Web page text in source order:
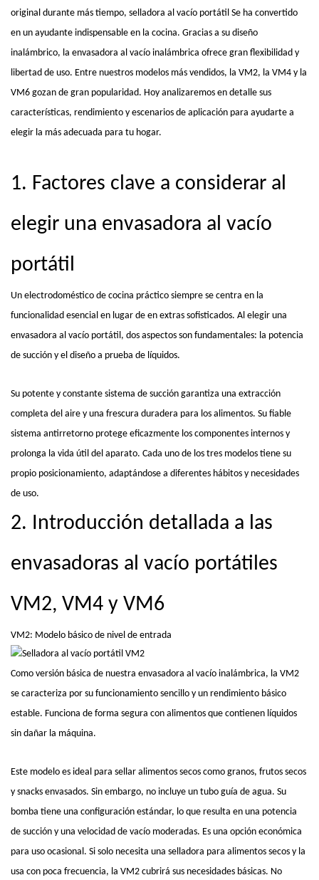
original durante más tiempo, selladora al vacío portátil Se ha convertido
en un ayudante indispensable en la cocina. Gracias a su diseño
inalámbrico, la envasadora al vacío inalámbrica ofrece gran flexibilidad y
libertad de uso. Entre nuestros modelos más vendidos, la VM2, la VM4 y la
VM6 gozan de gran popularidad. Hoy analizaremos en detalle sus
características, rendimiento y escenarios de aplicación para ayudarte a
elegir la más adecuada para tu hogar.
1. Factores clave a considerar al
elegir una envasadora al vacío
portátil
Un electrodoméstico de cocina práctico siempre se centra en la
funcionalidad esencial en lugar de en extras sofisticados. Al elegir una
envasadora al vacío portátil, dos aspectos son fundamentales: la potencia
de succión y el diseño a prueba de líquidos.
Su potente y constante sistema de succión garantiza una extracción
completa del aire y una frescura duradera para los alimentos. Su fiable
sistema antirretorno protege eficazmente los componentes internos y
prolonga la vida útil del aparato. Cada uno de los tres modelos tiene su
propio posicionamiento, adaptándose a diferentes hábitos y necesidades
de uso.
2. Introducción detallada a las
envasadoras al vacío portátiles
VM2, VM4 y VM6
VM2: Modelo básico de nivel de entrada
Como versión básica de nuestra envasadora al vacío inalámbrica, la VM2
se caracteriza por su funcionamiento sencillo y un rendimiento básico
estable. Funciona de forma segura con alimentos que contienen líquidos
sin dañar la máquina.
Este modelo es ideal para sellar alimentos secos como granos, frutos secos
y snacks envasados. Sin embargo, no incluye un tubo guía de agua. Su
bomba tiene una configuración estándar, lo que resulta en una potencia
de succión y una velocidad de vacío moderadas. Es una opción económica
para uso ocasional. Si solo necesita una selladora para alimentos secos y la
usa con poca frecuencia, la VM2 cubrirá sus necesidades básicas. No